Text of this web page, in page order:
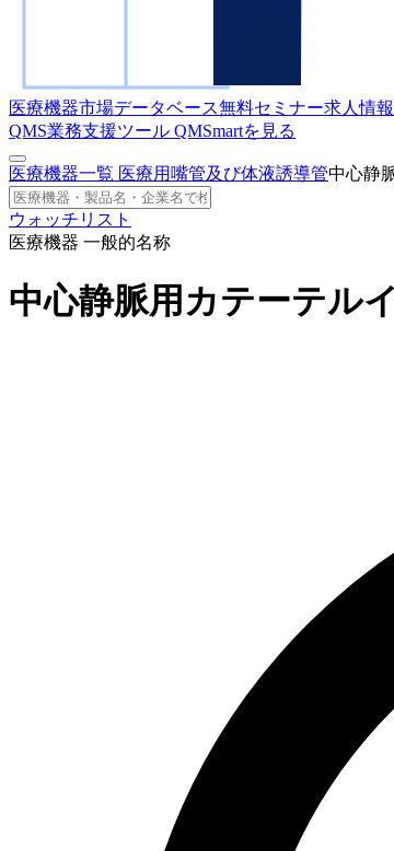
医療機器市場データベース無料セミナー求人情報
QMS業務支援ツール QMSmartを見る
医療機器一覧 医療用嘴管及び体液誘導管中心静
ウォッチリスト
医療機器 一般的名称
中心静脈用カテーテル